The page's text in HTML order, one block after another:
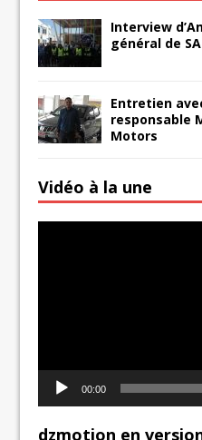
Interview
général de
Entretien
responsable
Motors
Vidéo à la une
00:00
dzmotion en